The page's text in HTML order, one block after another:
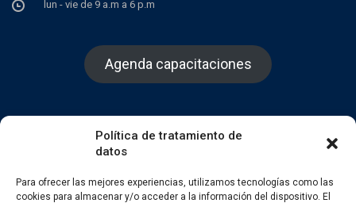
Política de tratamiento de
datos
Para ofrecer las mejores experiencias, utilizamos tecnologías como las
cookies para almacenar y/o acceder a la información del dispositivo. El
lun - vie de 9 a.m a 6 p.m
Agenda capacitaciones